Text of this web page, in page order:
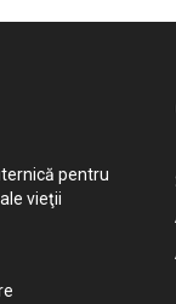
pentru
vieţii